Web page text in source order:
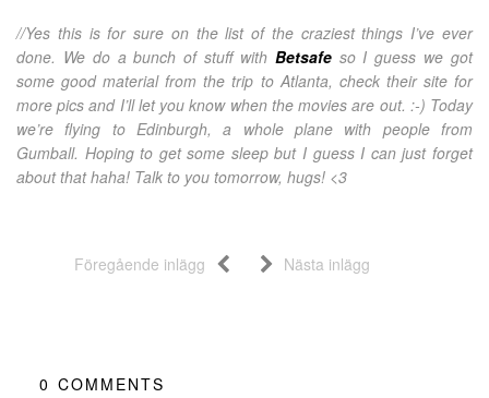
//Yes this is for sure on the list of the craziest things I’ve ever
done. We do a bunch of stuff with Betsafeso I guess we got
some good material from the trip to Atlanta, check their site for
more pics and I’ll let you know when the movies are out. :-) Today
we’re flying to Edinburgh, a whole plane with people from
Gumball. Hoping to get some sleep but I guess I can just forget
about that haha! Talk to you tomorrow, hugs! <3
Föregående inlägg Nästa inlägg
0 COMMENTS